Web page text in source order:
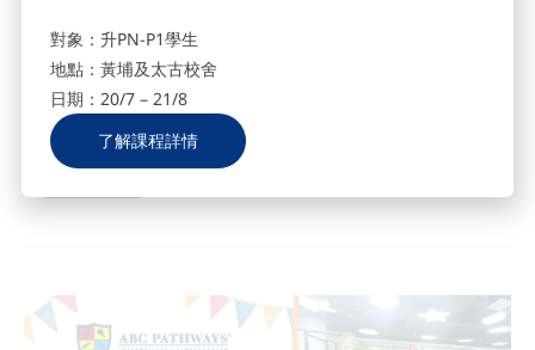
ABC Pathways International Kindergarten [ABC Summer Festival] 國
際學校學習體驗日 & 升學講座 (加開一場) 上一次的體驗日迅速爆滿，
ABC...
了解更多
對象：升PN-P1學生
地點：黃埔及太古校舍
日期：20/7 – 21/8
了解課程詳情